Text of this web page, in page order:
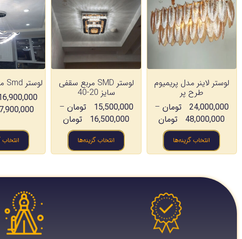
لوستر لاینر مدل پریمیوم
طرح پر
24,000,000
تومان –
48,000,000
تومان
انتخاب گزینه‌ها
لوستر SMD مربع سقفی
سایز 20-40
15,500,000
تومان –
16,500,000
تومان
انتخاب گزینه‌ها
لوستر Smd مدل سه کمان
انتخاب